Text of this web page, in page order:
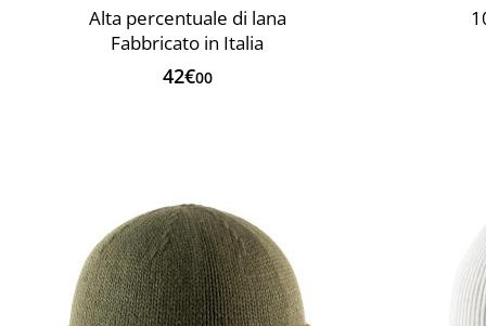
Alta percentuale di lana
Fabbricato in Italia
42€00